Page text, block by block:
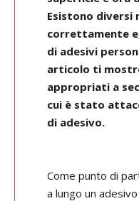
Esistono diversi
correttamente
di adesivi
articolo ti
appropriati a
cui è stato
di adesivo.
Come punto di
a lungo un